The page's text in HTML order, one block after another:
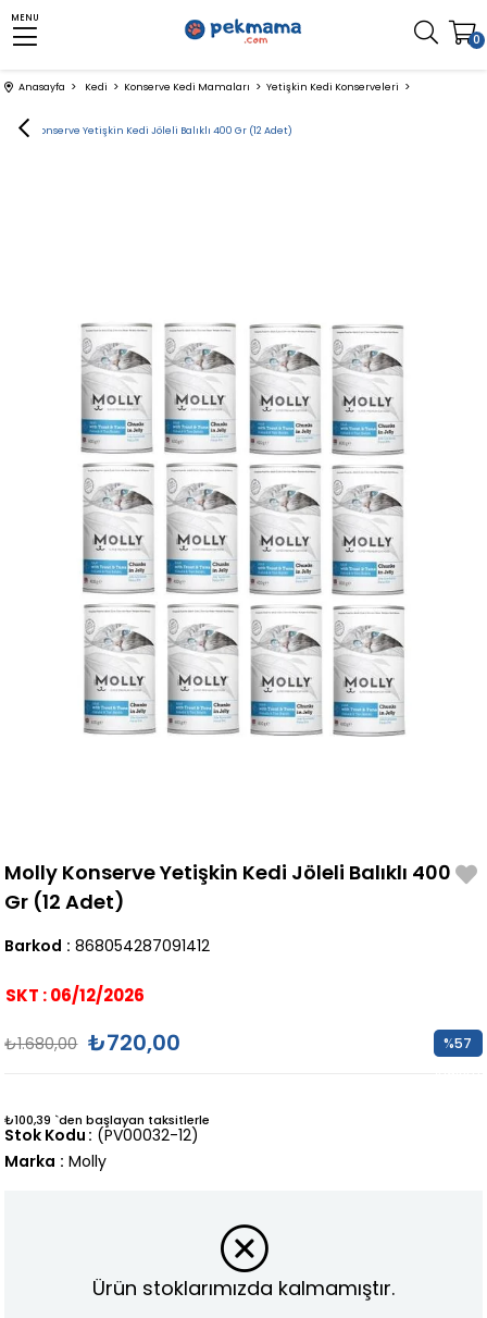
MENU
0
Anasayfa Kedi Konserve Kedi Mamaları Yetişkin Kedi Konserveleri
Molly Konserve Yetişkin Kedi Jöleli Balıklı 400 Gr (12 Adet)
Molly Konserve Yetişkin Kedi Jöleli Balıklı 400
Gr (12 Adet)
Barkod : 868054287091412
SKT : 06/12/2026
₺1.680,00 ₺720,00 %57
₺100,39 `den başlayan taksitlerle
(PV00032-12)
Stok Kodu
Marka : Molly
Ürün stoklarımızda kalmamıştır.